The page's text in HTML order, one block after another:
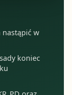
nastąpić w
koniec